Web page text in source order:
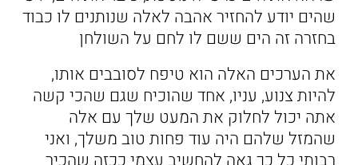
שהים יודע להחזיר אהבה לאלה שנותנים לו כבוד
בחזרה זה הים ששם לו לחם על השולחן
את הערכים האלה הוא טיפח לסובבים אותו,
להיות צנוע, עניו, אחד שהוכיח שגם שהכי קשה
אתה יכול לחלוק את המעט שלך עם אלה
שהמזל שלהם היה עוד פחות טוב משלך, ואני